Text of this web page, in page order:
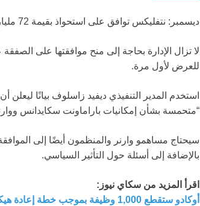
ديسمبر: نتفليكس توافق على استحواذ بقيمة 72 مليار دولار على وارنر بروس
للعرض لأول مرة.
“متحمسة بشأن إمكانيات باراماونت سكايدانس
سيحتاج مساهمو وارنر والمنظمون أيضًا إلى
بالإضافة إلى أسئلة حول التأثير السياسي.
اقرأ المزيد من سكاي نيوز:
أوكادو ستقطع 1,000 وظيفة بموجب خطة إعادة هيكلة